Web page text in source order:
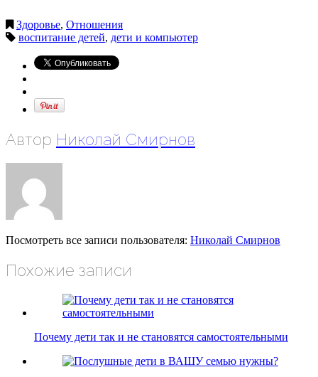
Здоровье, Отношения
воспитание детей, дети и компьютер
Автор Николай Смирнов
Посмотреть все записи пользователя: Николай Смирнов
Похожие записи
Почему дети так и не становятся самостоятельными